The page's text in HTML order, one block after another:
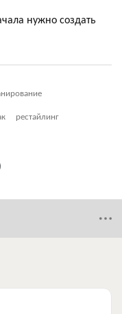
нужно создать
рестайлинг